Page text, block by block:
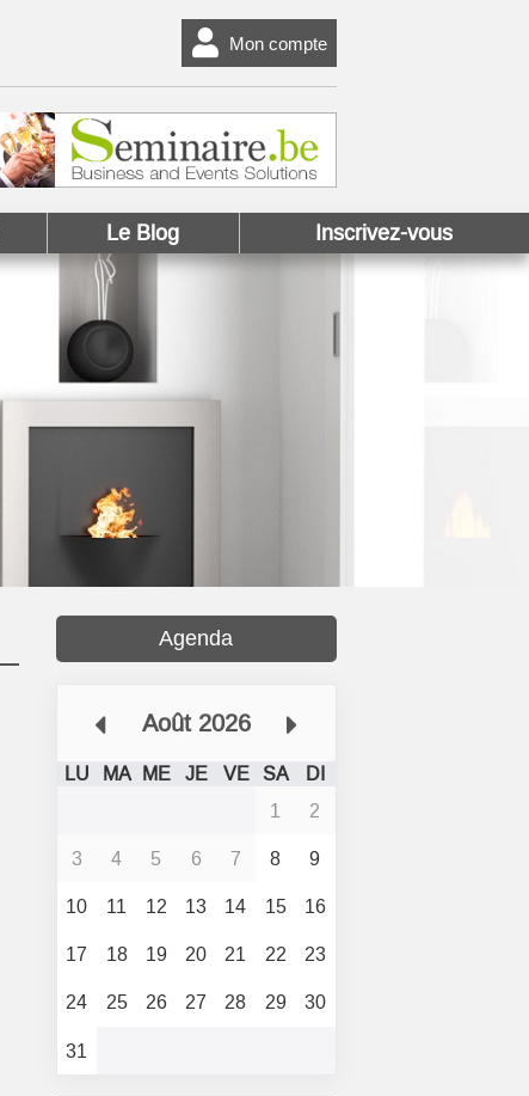
Mon compte
Le Blog Inscrivez-vous
Agenda
Août 2026
LU MA ME JE VE SA
DI
1
2
3
4 5 6 7 8
9
10
11 12 13 14 15
16
17
18 19 20 21 22
23
24
25 26 27 28 29
30
31